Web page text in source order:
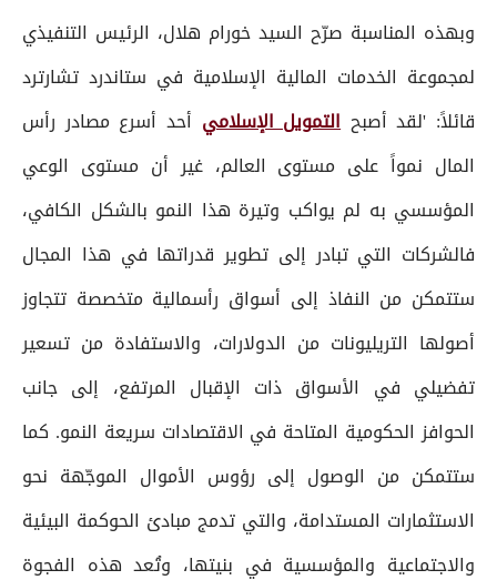
وبهذه المناسبة صرّح السيد خورام هلال، الرئيس التنفيذي
لمجموعة الخدمات المالية الإسلامية في ستاندرد تشارترد
قائلاً: 'لقد أصبحالتمويل الإسلامي أحد أسرع مصادر رأس
المال نمواً على مستوى العالم، غير أن مستوى الوعي
المؤسسي به لم يواكب وتيرة هذا النمو بالشكل الكافي،
فالشركات التي تبادر إلى تطوير قدراتها في هذا المجال
ستتمكن من النفاذ إلى أسواق رأسمالية متخصصة تتجاوز
أصولها التريليونات من الدولارات، والاستفادة من تسعير
تفضيلي في الأسواق ذات الإقبال المرتفع، إلى جانب
الحوافز الحكومية المتاحة في الاقتصادات سريعة النمو. كما
ستتمكن من الوصول إلى رؤوس الأموال الموجّهة نحو
الاستثمارات المستدامة، والتي تدمج مبادئ الحوكمة البيئية
والاجتماعية والمؤسسية في بنيتها، وتُعد هذه الفجوة